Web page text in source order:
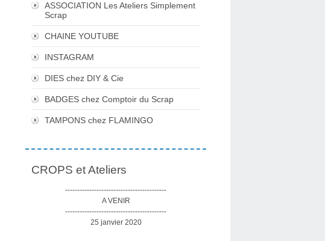
ASSOCIATION Les Ateliers Simplement
Scrap
CHAINE YOUTUBE
INSTAGRAM
DIES chez DIY & Cie
BADGES chez Comptoir du Scrap
TAMPONS chez FLAMINGO
CROPS et Ateliers
------------------------------------------
A VENIR
------------------------------------------
25 janvier 2020